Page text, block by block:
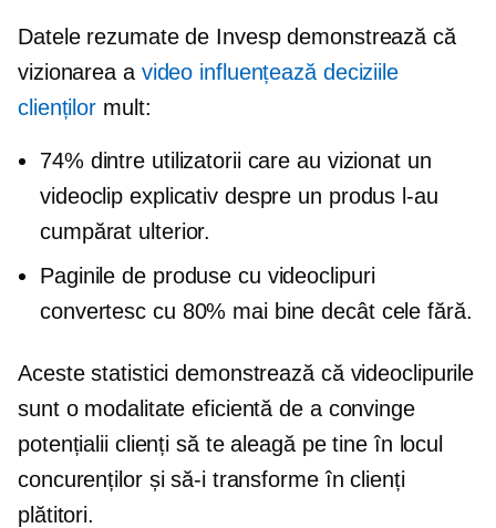
Datele rezumate de Invesp demonstrează că
vizionarea a video influențează deciziile
clienților mult:
74% dintre utilizatorii care au vizionat un
videoclip explicativ despre un produs l-au
cumpărat ulterior.
Paginile de produse cu videoclipuri
convertesc cu 80% mai bine decât cele fără.
Aceste statistici demonstrează că videoclipurile
sunt o modalitate eficientă de a convinge
potențialii clienți să te aleagă pe tine în locul
concurenților și să-i transforme în clienți
plătitori.